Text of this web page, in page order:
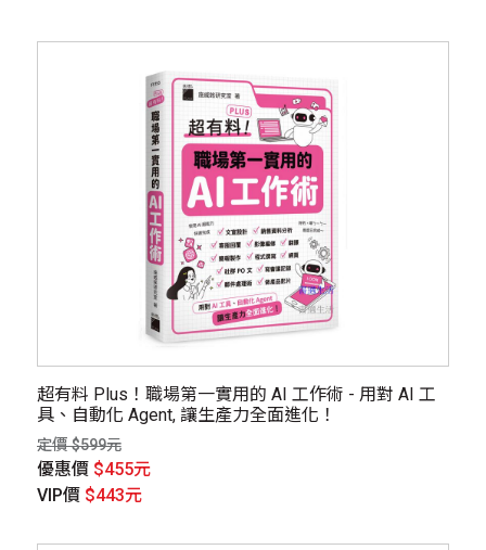
超有料 Plus！職場第一實用的 AI 工作術 - 用對 AI 工
具、自動化 Agent, 讓生產力全面進化！
定價 $599元
優惠價 $455元
VIP價 $443元